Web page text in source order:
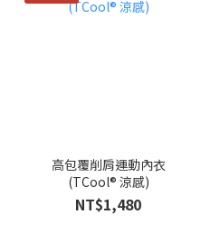
高包覆削肩運動內衣
(TCool® 涼感)
NT$1,480